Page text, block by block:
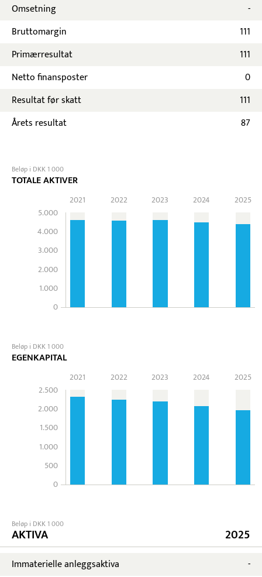
Omsetning
-
Bruttomargin
111
Primærresultat
111
Netto finansposter
0
Resultat før skatt
111
Årets resultat
87
Beløp i DKK 1 000
TOTALE AKTIVER
5.000
4.000
3.000
2.000
1.000
0
2021 2022 2023 2024 2025
Beløp i DKK 1 000
EGENKAPITAL
2.500
2.000
1.500
1.000
500
0
2021 2022 2023 2024 2025
Beløp i DKK 1 000
AKTIVA 2025
Immaterielle anleggsaktiva
-